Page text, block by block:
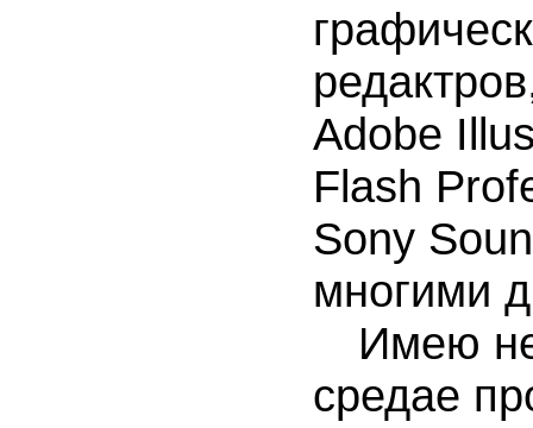
Adobe
Flash
Sony
многими
Имею
средае